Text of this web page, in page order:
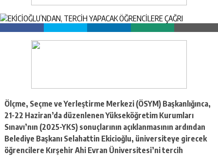
Ölçme, Seçme ve Yerleştirme Merkezi (ÖSYM) Başkanlığınca,
21-22 Haziran’da düzenlenen Yükseköğretim Kurumları
Sınavı’nın (2025-YKS) sonuçlarının açıklanmasının ardından
Belediye Başkanı Selahattin Ekicioğlu, üniversiteye girecek
öğrencilere Kırşehir Ahi Evran Üniversitesi’ni tercih